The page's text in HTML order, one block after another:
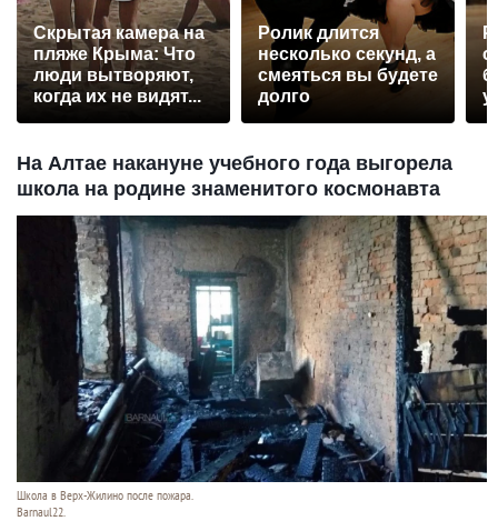
Скрытая камера на
пляже Крыма: Что
люди вытворяют,
когда их не видят...
Ролик длится
несколько секунд, а
смеяться вы будете
долго
На Алтае накануне учебного года выгорела
школа на родине знаменитого космонавта
Школа в Верх-Жилино после пожара.
Barnaul22.